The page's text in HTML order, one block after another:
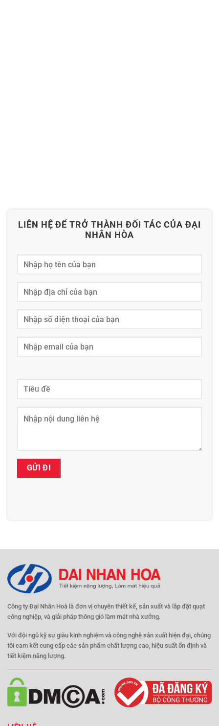
LIÊN HỆ ĐỂ TRỞ THÀNH ĐỐI TÁC CỦA ĐẠI
NHÂN HÒA
Công ty Đại Nhân Hoà là đơn vị chuyên thiết kế, sản xuất và lắp đặt quạt
công nghiệp, và giải pháp thông gió làm mát nhà xưởng.
Với đội ngũ kỹ sư giàu kinh nghiệm và công nghệ sản xuất hiện đại, chúng
tôi cam kết cung cấp các sản phẩm chất lượng cao, hiệu suất ổn định và
tiết kiệm năng lượng.